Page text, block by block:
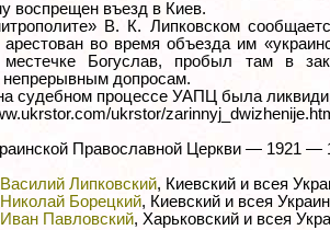
воспрещен въезд в Киев.
В. К. Липковском
во время объезда им
местечке Богуслав, пробыл там в
непрерывным допросам.
судебном процессе УАПЦ была
ukrstor/
Православной Церкви — 1921 —
Василий Липковский, Киевский и всея
Николай Борецкий, Киевский и всея
Иван Павловский, Харьковский и всея